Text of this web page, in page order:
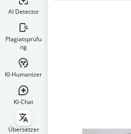
AI Detector
Plagiatsprüfu
ng
KI-Humanizer
KI-Chat
Übersetzer